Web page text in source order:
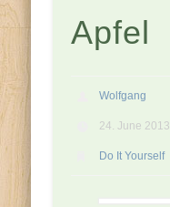
Apfel
Wolfgang
24. June 2013
Do It Yourself